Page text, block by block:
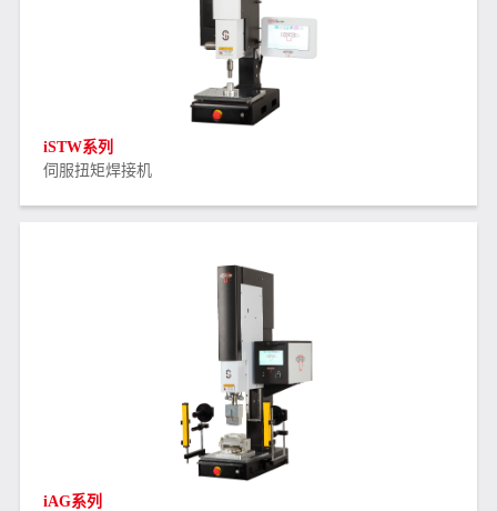
iSTW系列
伺服扭矩焊接机
iAG系列